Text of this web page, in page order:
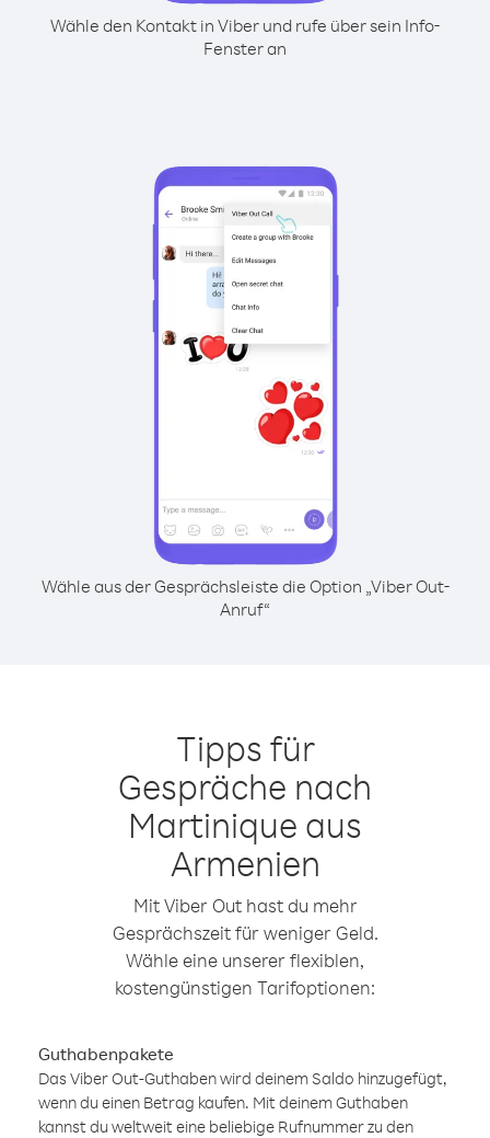
Wähle den Kontakt in Viber und rufe über sein Info-
Fenster an
Wähle aus der Gesprächsleiste die Option „Viber Out-
Anruf“
Tipps für
Gespräche nach
Martinique aus
Armenien
Mit Viber Out hast du mehr
Gesprächszeit für weniger Geld.
Wähle eine unserer flexiblen,
kostengünstigen Tarifoptionen:
Guthabenpakete
Das Viber Out-Guthaben wird deinem Saldo hinzugefügt,
wenn du einen Betrag kaufen. Mit deinem Guthaben
kannst du weltweit eine beliebige Rufnummer zu den